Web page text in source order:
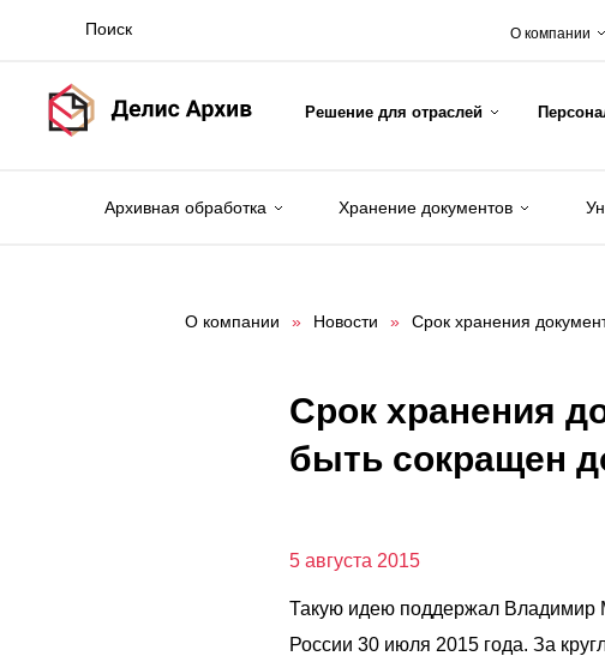
О компании
Решение для отраслей
Архивная обработка Хранение документов
О компании » Новости » Срок хранения
Срок хранения
быть сокращен
5 августа 2015
Такую идею поддержал Владимир
России 30 июля 2015 года. За